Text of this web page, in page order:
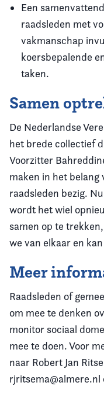
Een
raadsleden met
vakmanschap
koersbepalende
taken.
Samen
De Nederlandse
het brede collectief
Voorzitter
maken in het belang
raadsleden bezig.
wordt het wiel
samen op te
we van elkaar en
Meer
Raadsleden of
om mee te denken
monitor sociaal
mee te doen. Voor
naar Robert Jan
rjritsema@almere.nl